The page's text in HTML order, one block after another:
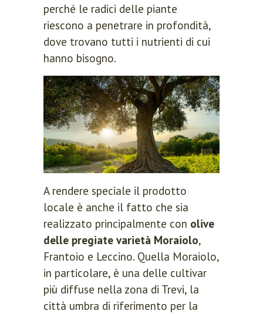
perché le radici delle piante
riescono a penetrare in profondità,
dove trovano tutti i nutrienti di cui
hanno bisogno.
A rendere speciale il prodotto
locale è anche il fatto che sia
realizzato principalmente con olive
delle pregiate varietà Moraiolo,
Frantoio e Leccino. Quella Moraiolo,
in particolare, è una delle cultivar
più diffuse nella zona di Trevi, la
città umbra di riferimento per la